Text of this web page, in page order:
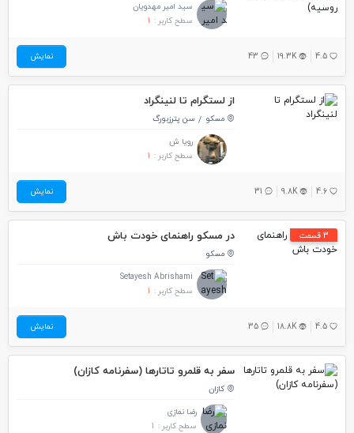
سید امیر مهدویان
سطح کاربر : 1
4.5
19.3K
43 نمایش
از لستگرام تا لنینگراد
مسکو
سن پترزبورگ
رویا ش
سطح کاربر : 1
4.6
9.8K
31 نمایش
3 قسمت در مسکو راهنمای خودت باش
مسکو
Setayesh Abrishami
سطح کاربر : 1
4.5
18.8K
35 نمایش
سفر به قلمرو تاتارها (سفرنامه کازان)
کازان
رضا نمازی
سطح کاربر : 1